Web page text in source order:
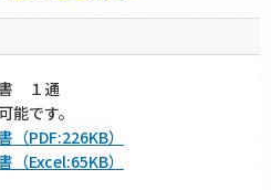
書 １通
能です。
PDF:226KB）
（Excel:65KB）